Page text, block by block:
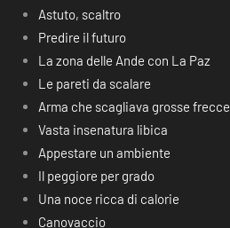
Astuto, scaltro
Predire il futuro
La zona delle Ande con La Paz
Le pareti da scalare
Arma che scagliava grosse frecce
Vasta insenatura libica
Appestare un ambiente
Il peggiore per grado
Una noce ricca di calorie
Canovaccio